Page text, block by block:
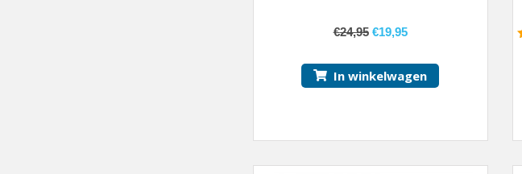
€24,95 €19,95
In winkelwagen